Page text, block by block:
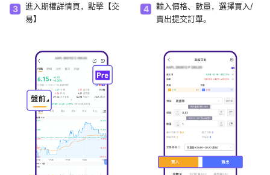
3
進入期權詳情頁，點擊【交
易】
4
輸入價格、數量，選擇買入/
賣出提交訂單。